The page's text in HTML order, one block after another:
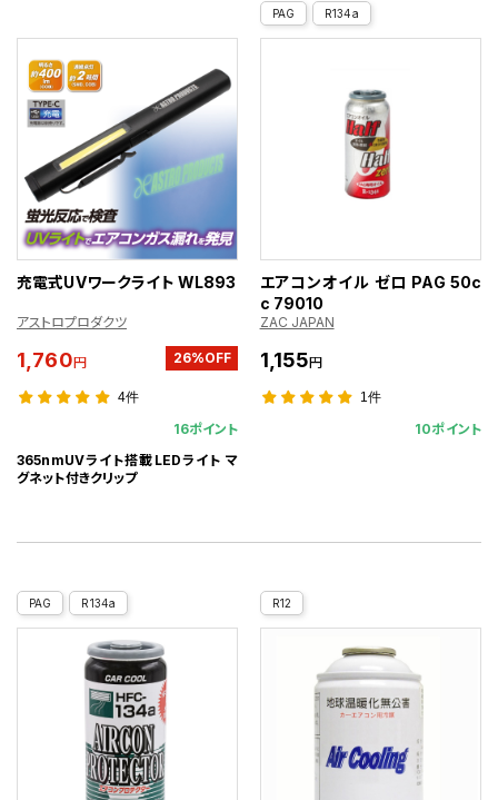
充電式UVワークライト WL893
アストロプロダクツ
1,760円 26%OFF
4件
16ポイント
365nmUVライト搭載LEDライト マ
グネット付きクリップ
PAG R134a
エアコンオイル ゼロ PAG 50c
c 79010
ZAC JAPAN
1,155円
1件
10ポイント
PAG R134a R12